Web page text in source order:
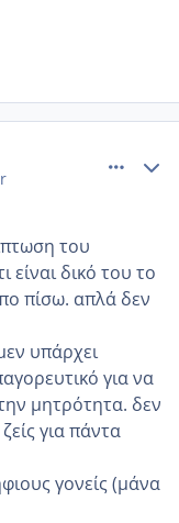
του
δικό του το
πίσω. απλά δεν
υπάρχει
για να
μητρότητα. δεν
για πάντα
γονείς (μάνα